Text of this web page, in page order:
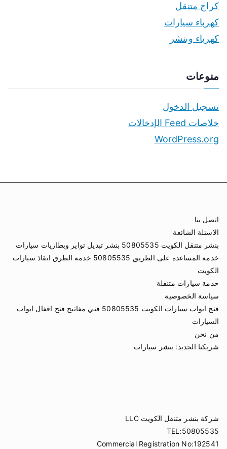
كراج متنقل
كهرباء سيارات
كهرباء وبنشر
منوعات
تسجيل الدخول
خلاصات Feed الإدخالات
WordPress.org
اتصل بنا
الاسئلة الشائعة
بنشر متنقل الكويت 50805535 بنشر تبديل تواير وبطاريات سيارات
خدمة المساعدة على الطريق 50805535 خدمة الطرق انقاذ سيارات
الكويت
خدمة سيارات متنقلة
سياسة الخصوصية
فتح ابواب سيارات الكويت 50805535 فني مفاتيح فتح اقفال ابواب
السيارات
من نحن
شريكنا الجديد: بنشر سيارات
شركة بنشر متنقل الكويت LLC
TEL:50805535
Commercial Registration No:192541